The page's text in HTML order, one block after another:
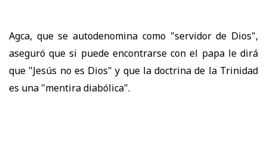
Agca, que se autodenomina como "servidor de Dios",
aseguró que si puede encontrarse con el papa le dirá
que "Jesús no es Dios" y que la doctrina de la Trinidad
es una "mentira diabólica".